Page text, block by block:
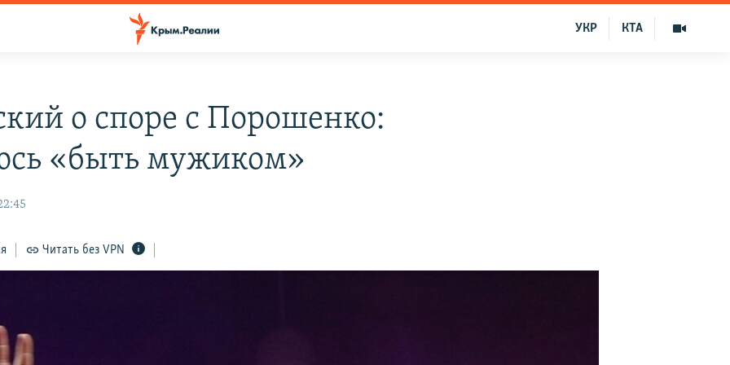
КТА
УКР
о споре с Порошенко:
«быть мужиком»
Читать без VPN